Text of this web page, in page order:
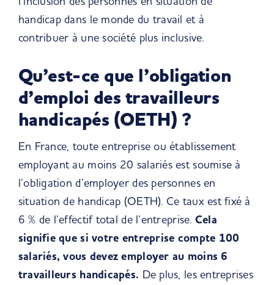
handicap dans le monde du travail et à
contribuer à une société plus inclusive.
Qu’est-ce que l’obligation
d’emploi des travailleurs
handicapés (OETH) ?
En France, toute entreprise ou établissement
employant au moins 20 salariés est soumise à
l’obligation d’employer des personnes en
situation de handicap (OETH). Ce taux est fixé à
6 % de l’effectif total de l’entreprise. Cela
signifie que si votre entreprise compte 100
salariés, vous devez employer au moins 6
travailleurs handicapés. De plus, les entreprises